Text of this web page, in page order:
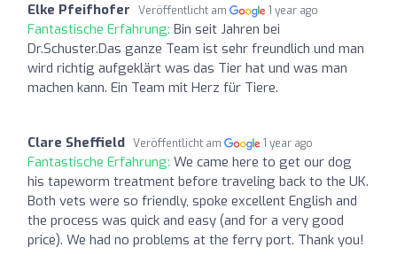
Elke Pfeifhofer Veröffentlicht am 1 year ago
Fantastische Erfahrung: Bin seit Jahren bei
Dr.Schuster.Das ganze Team ist sehr freundlich und man
wird richtig aufgeklärt was das Tier hat und was man
machen kann. Ein Team mit Herz für Tiere.
Clare Sheffield Veröffentlicht am 1 year ago
Fantastische Erfahrung: We came here to get our dog
his tapeworm treatment before traveling back to the UK.
Both vets were so friendly, spoke excellent English and
the process was quick and easy (and for a very good
price). We had no problems at the ferry port. Thank you!